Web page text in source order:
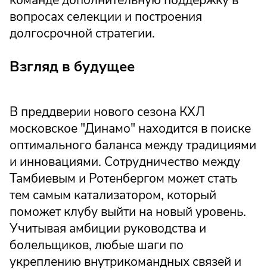
вопросах селекции и построения
долгосрочной стратегии.
Взгляд в будущее
В преддверии нового сезона КХЛ
московское "Динамо" находится в поиске
оптимального баланса между традициями
и инновациями. Сотрудничество между
Тамбиевым и Ротенбергом может стать
тем самым катализатором, который
поможет клубу выйти на новый уровень.
Учитывая амбиции руководства и
болельщиков, любые шаги по
укреплению внутрикомандных связей и